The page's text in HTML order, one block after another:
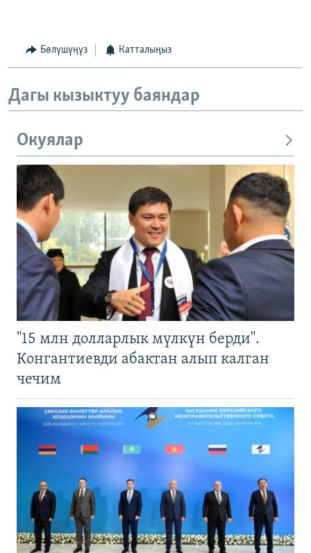
Бөлүшүңүз Катталыңыз
Дагы кызыктуу баяндар
Окуялар
"15 млн долларлык мүлкүн берди".
Конгантиевди абактан алып калган
чечим